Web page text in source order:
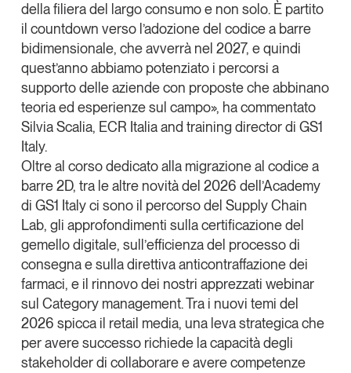
GS1 Italy GS1 Italy GS1 Italy
Tendenze
GS1 Italy
della filiera del largo consumo e non solo. È partito
il countdown verso l’adozione del codice a barre
bidimensionale, che avverrà nel 2027, e quindi
quest’anno abbiamo potenziato i percorsi a
supporto delle aziende con proposte che abbinano
teoria ed esperienze sul campo», ha commentato
Silvia Scalia, ECR Italia and training director di GS1
Italy.
Oltre al corso dedicato alla migrazione al codice a
barre 2D, tra le altre novità del 2026 dell’Academy
di GS1 Italy ci sono il percorso del Supply Chain
Lab, gli approfondimenti sullacertificazione del
gemello digitale, sull’efficienza del processo di
consegnae sulladirettiva anticontraffazione dei
farmaci, e il rinnovo dei nostri apprezzati webinar
sul Category management. Tra i nuovi temi del
2026 spicca il retail media, una leva strategica che
per avere successo richiede la capacità degli
stakeholder di collaborare e avere competenze